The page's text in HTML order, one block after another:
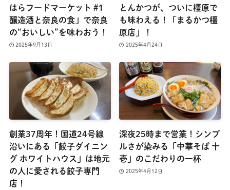
はらフードマーケット #1
醸造酒と奈良の食」で奈良
の“おいしい”を味わおう！
2025年9月13日
とんかつが、ついに橿原で
も味わえる！「まるかつ橿
原店」！
2025年4月24日
創業37周年！国道24号線
沿いにある「餃子ダイニン
グ ホワイトハウス」は地元
の人に愛される餃子専門
店！
深夜25時まで営業！シンプ
ルさが染みる「中華そば 十
壱」のこだわりの一杯
2025年4月12日